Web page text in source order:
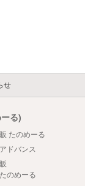
せ
る)
たのめーる
ドバンス
のめーる